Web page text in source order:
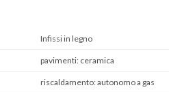
Infissi in legno
pavimenti: ceramica
riscaldamento: autonomo a gas